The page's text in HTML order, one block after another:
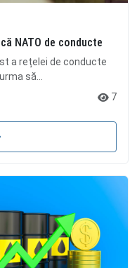
NATO de conducte
a rețelei de conducte
să...
7